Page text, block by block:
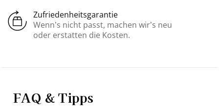
Zufriedenheitsgarantie
Wenn’s nicht passt, machen wir’s neu
oder erstatten die Kosten.
FAQ & Tipps